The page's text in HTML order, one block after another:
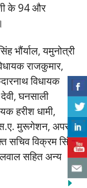
के 94 और
भौंर्याल, यमुनोत्री
राजकुमार,
विधायक
घनसाली
हरीश धामी,
मुरूगेशन, अपर
सचिव विक्रम सिंह
सहित अन्य